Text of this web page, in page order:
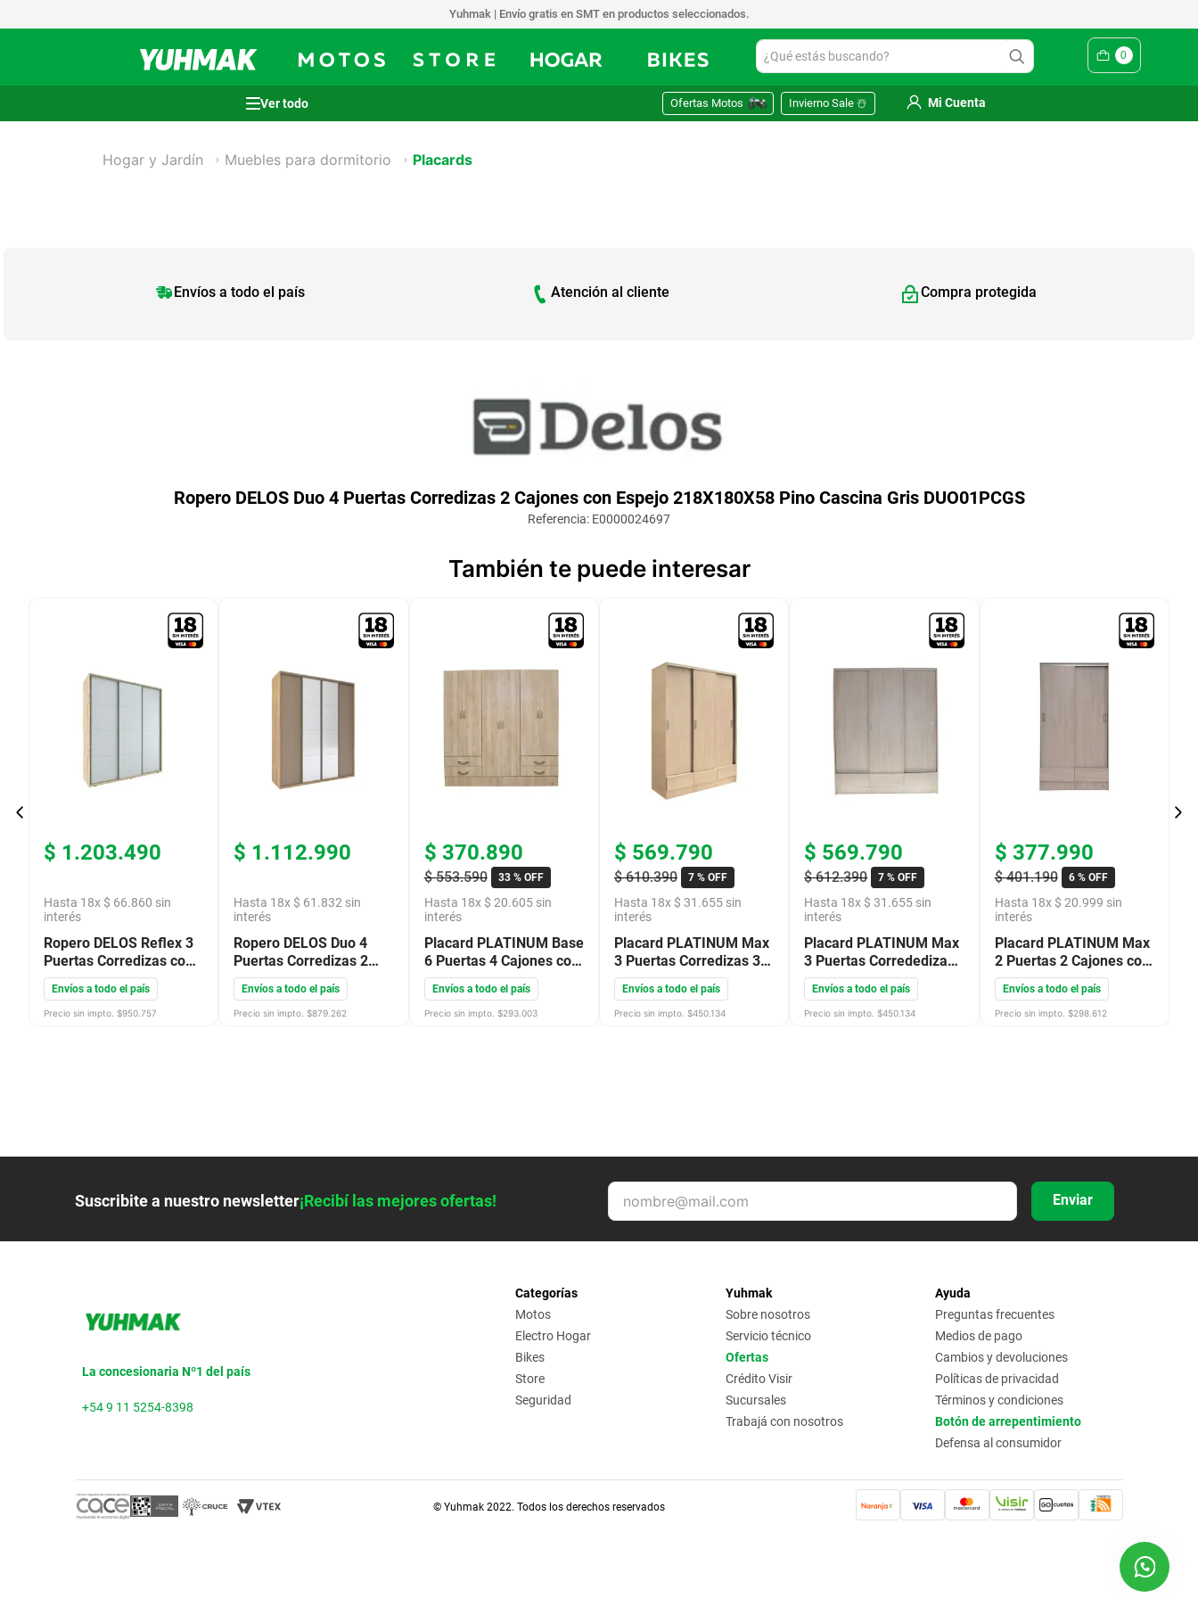
Yuhmak | Envío gratis en SMT en productos seleccionados.
¿Qué estás buscando? 0
Ofertas Motos Invierno Sale ☃️ Mi Cuenta
Hogar y Jardín Muebles para dormitorio Placards
Envíos a todo el país Atención al cliente Compra protegida
Ropero DELOS Duo 4 Puertas Corredizas 2 Cajones con Espejo 218X180X58 Pino Cascina Gris DUO01PCGS
Referencia: E0000024697
También te puede interesar
$ 1.203.490
Hasta 18x $ 66.860 sin
interés
Ropero DELOS Reflex 3
Puertas Corredizas con
Espejos 2 Cajones
210X183X58 Roble
Nebraska Nat Gris
Envíos a todo el país
Precio sin impto. $950.757
$ 1.112.990
Hasta 18x $ 61 .832 sin
interés
Ropero DELOS Duo 4
Puertas Corredizas 2
Cajones con Espejo
218X180X58 Roble
Nebraska Nat Gris
Envíos a todo el país
Precio sin impto. $879.262
$ 370.890
$ 553.590 33 %OFF
Hasta 18x $ 20.605sin
interés
Placard PLATINUM Base
6 Puertas 4 Cajones con
Correderas Savanna
91607
Envíos a todo el país
Precio sin impto. $293.003
$ 569.790
$ 610.390 7 %OFF
Hasta 18x $ 31 .655sin
interés
Placard PLATINUM Max
3 Puertas Corredizas 3
Cajones con Correderas
Savanna 63317
Envíos a todo el país
Precio sin impto. $450.134
$ 569.790
$ 612.390 7 % OFF
Hasta 18x $ 31 .655 sin
interés
Placard PLATINUM Max
3 Puertas Corrededizas
3 Cajones con
Correderas Gris Andino
63319
Envíos a todo el país
Precio sin impto. $450.134
$ 377.990
$ 401.190 6 %OFF
Hasta 18x $ 20.999 sin
interés
Placard PLATINUM Max
2 Puertas 2 Cajones con
Correderas Gris Andino
63209
Envíos a todo el país
Precio sin impto. $298.612
Suscribite a nuestro newsletter¡Recibí las mejores ofertas! Enviar
La concesionaria Nº1 del país
+54 9 11 5254-8398
Categorías
Motos
Electro Hogar
Bikes
Store
Seguridad
Yuhmak
Sobre nosotros
Servicio técnico
Ofertas
Crédito Visir
Sucursales
Trabajá con nosotros
Ayuda
Preguntas frecuentes
Medios de pago
Cambios y devoluciones
Políticas de privacidad
Términos y condiciones
Botón de arrepentimiento
Defensa al consumidor
© Yuhmak 2022. Todos los derechos reservados